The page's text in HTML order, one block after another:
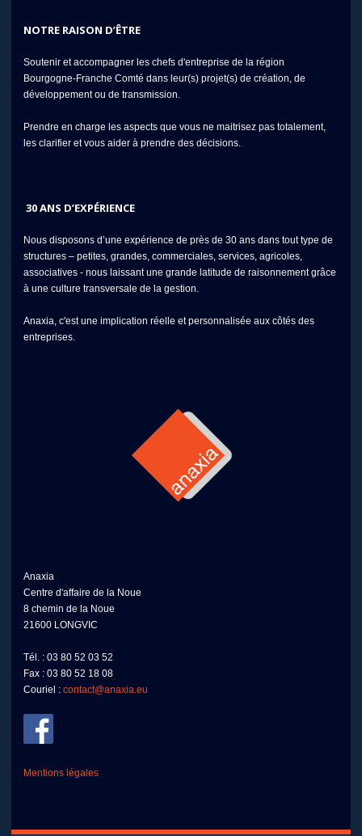
NOTRE RAISON D’ÊTRE
Soutenir et accompagner les chefs d'entreprise de la région
Bourgogne-Franche Comté dans leur(s) projet(s) de création, de
développement ou de transmission.
Prendre en charge les aspects que vous ne maitrisez pas totalement,
les clarifier et vous aider à prendre des décisions.
30 ANS D’EXPÉRIENCE
Nous disposons d’une expérience de près de 30 ans dans tout type de
structures – petites, grandes, commerciales, services, agricoles,
associatives - nous laissant une grande latitude de raisonnement grâce
à une culture transversale de la gestion.
Anaxia, c'est une implication réelle et personnalisée aux côtés des
entreprises.
Anaxia
Centre d'affaire de la Noue
8 chemin de la Noue
21600 LONGVIC
Tél. : 03 80 52 03 52
Fax : 03 80 52 18 08
Couriel : contact@anaxia.eu
Mentions légales